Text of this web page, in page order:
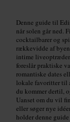
Denne guide til
når solen går ned.
cocktailbarer og
rækkevidde af
intime
foreslår praktiske
romantiske dates
lokale favoritter til
du kommer dertil,
Uanset om du vil
eller søger nye
holder denne